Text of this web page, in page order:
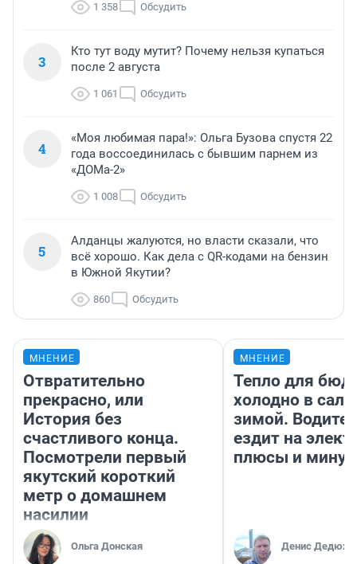
1 358 Обсудить
3
Кто тут воду мутит? Почему нельзя купаться
после 2 августа
1 061 Обсудить
4
«Моя любимая пара!»: Ольга Бузова спустя 22
года воссоединилась с бывшим парнем из
«ДОМа-2»
1 008 Обсудить
5
Алданцы жалуются, но власти сказали, что
всё хорошо. Как дела с QR-кодами на бензин
в Южной Якутии?
860 Обсудить
МНЕНИЕ
Отвратительно
прекрасно, или
История без
счастливого конца.
Посмотрели первый
якутский короткий
метр о домашнем
насилии
Ольга Донская
МНЕНИЕ
Тепло для
холодно в
зимой.
ездит на
плюсы и
Денис